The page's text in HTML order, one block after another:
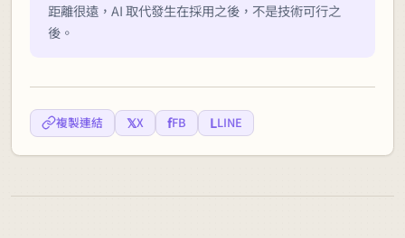
距離很遠，AI 取代發生在採用之後，不是技術可行之
後。
複製連結 𝕏X fFB LLINE